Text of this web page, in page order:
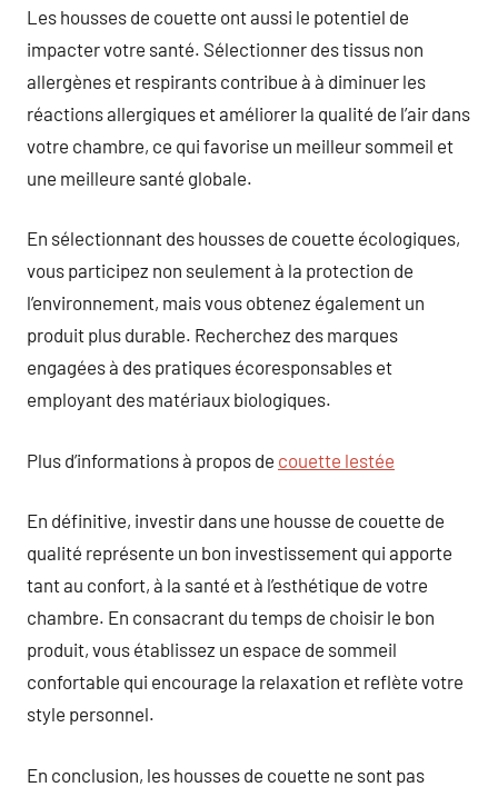
Les housses de couette ont aussi le potentiel de
impacter votre santé. Sélectionner des tissus non
allergènes et respirants contribue à à diminuer les
réactions allergiques et améliorer la qualité de l’air dans
votre chambre, ce qui favorise un meilleur sommeil et
une meilleure santé globale.
En sélectionnant des housses de couette écologiques,
vous participez non seulement à la protection de
l’environnement, mais vous obtenez également un
produit plus durable. Recherchez des marques
engagées à des pratiques écoresponsables et
employant des matériaux biologiques.
Plus d’informations à propos de couette lestée
En définitive, investir dans une housse de couette de
qualité représente un bon investissement qui apporte
tant au confort, à la santé et à l’esthétique de votre
chambre. En consacrant du temps de choisir le bon
produit, vous établissez un espace de sommeil
confortable qui encourage la relaxation et reflète votre
style personnel.
En conclusion, les housses de couette ne sont pas